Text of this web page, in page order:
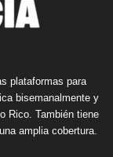
plataformas para
bisemanalmente y
Rico. También tiene
amplia cobertura.